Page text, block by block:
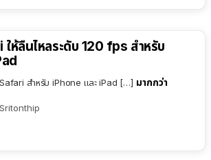
ห้ลื่นไหลระดับ 120 fps สำหรับ
Safari สำหรับ iPhone และ iPad […] มากกว่า